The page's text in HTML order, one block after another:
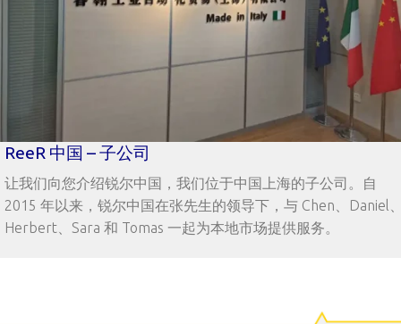
ReeR 中国 – 子公司
让我们向您介绍锐尔中国，我们位于中国上海的子公司。自
2015 年以来，锐尔中国在张先生的领导下，与 Chen、Daniel
Herbert、Sara 和 Tomas 一起为本地市场提供服务。